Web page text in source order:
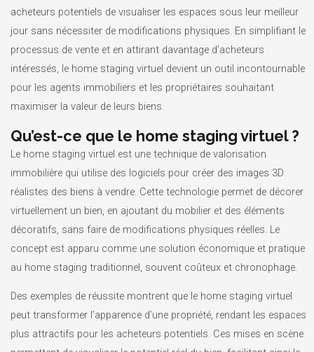
acheteurs potentiels de visualiser les espaces sous leur meilleur
jour sans nécessiter de modifications physiques. En simplifiant le
processus de vente et en attirant davantage d’acheteurs
intéressés, le home staging virtuel devient un outil incontournable
pour les agents immobiliers et les propriétaires souhaitant
maximiser la valeur de leurs biens.
Qu’est-ce que le home staging virtuel ?
Le home staging virtuel est une technique de valorisation
immobilière qui utilise des logiciels pour créer des images 3D
réalistes des biens à vendre. Cette technologie permet de décorer
virtuellement un bien, en ajoutant du mobilier et des éléments
décoratifs, sans faire de modifications physiques réelles. Le
concept est apparu comme une solution économique et pratique
au home staging traditionnel, souvent coûteux et chronophage.
Des exemples de réussite montrent que le home staging virtuel
peut transformer l’apparence d’une propriété, rendant les espaces
plus attractifs pour les acheteurs potentiels. Ces mises en scène